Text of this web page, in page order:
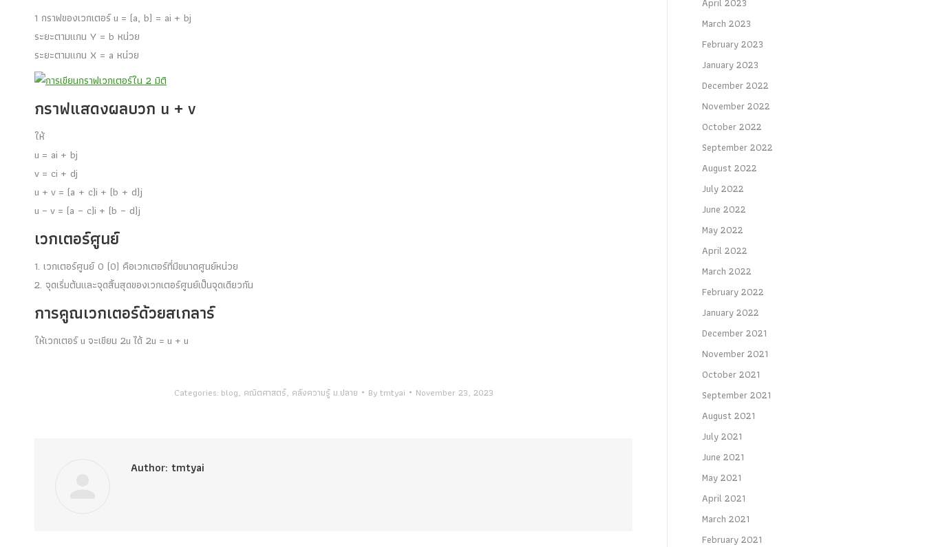
1 กราฟของเวกเตอร์u = (a, b) = ai + bj
ระยะตามแกน Y = b หน่วย
ระยะตามแกน X = a หน่วย
กราฟแสดงผลบวก u + v
ให้
u = ai + bj
v = ci + dj
u + v = (a + c)i + (b + d)j
u – v = (a – c)i + (b – d)j
เวกเตอร์ศูนย์
1. เวกเตอร์ศูนย์ 0 (0) คือเวกเตอร์ที่มีขนาดศูนย์หน่วย
2. จุดเริ่มต้นและจุดสิ้นสุดของเวกเตอร์ศูนย์เป็นจุดเดียวกัน
การคูณเวกเตอร์ด้วยสเกลาร์
ให้เวกเตอร์u จะเขียน 2uได้ 2u = u + u
Categories: blog, คณิตศาสตร์, คลังความรู้ ม.ปลาย Bytmtyai November 23, 2023
Author: tmtyai
March 2023
February 2023
January 2023
December 2022
November 2022
October 2022
September 2022
August 2022
July 2022
June 2022
May 2022
April 2022
March 2022
February 2022
January 2022
December 2021
November 2021
October 2021
September 2021
August 2021
July 2021
June 2021
May 2021
April 2021
March 2021
February 2021